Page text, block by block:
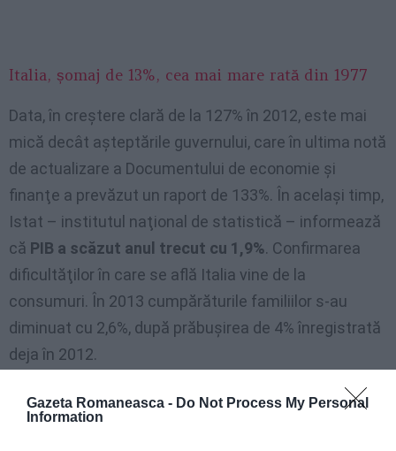
Gazeta Romaneasca - Do Not Process My Personal
Information
Italia, șomaj de 13%, cea mai mare rată din 1977
Data, în creştere clară de la 127% în 2012, este mai
mică decât aşteptările guvernului, care în ultima notă
de actualizare a Documentului de economie şi
finanţe a prevăzut un raport de 133%. În acelaşi timp,
Istat – institutul naţional de statistică – informează
că PIB a scăzut anul trecut cu 1,9%. Confirmarea
dificultăţilor în care se află Italia vine de la
consumuri. În 2013 cumpărăturile familiilor s-au
diminuat cu 2,6%, după prăbuşirea de 4% înregistrată
deja în 2012.
Cheltuielile pentru produse alimentare, în special, s-
au redus cu 3,1%, cele pentru sănătate cu 5,7% şi